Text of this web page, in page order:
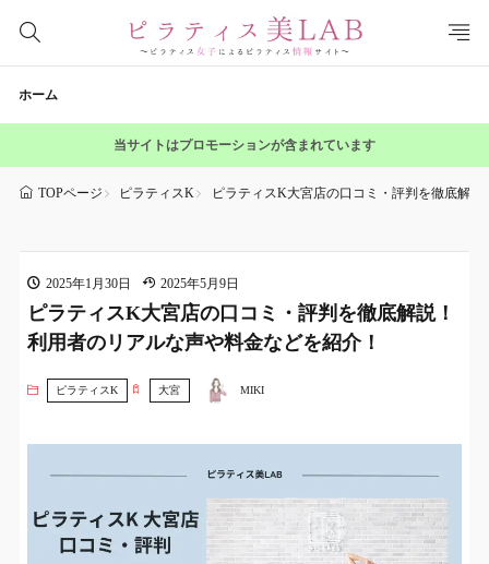
ホーム
当サイトはプロモーションが含まれています
TOPページ ピラティスK ピラティスK大宮店の口コミ・評判を徹底解
2025年1月30日 2025年5月9日
ピラティスK大宮店の口コミ・評判を徹底解説！
利用者のリアルな声や料金などを紹介！
ピラティスK 大宮 MIKI